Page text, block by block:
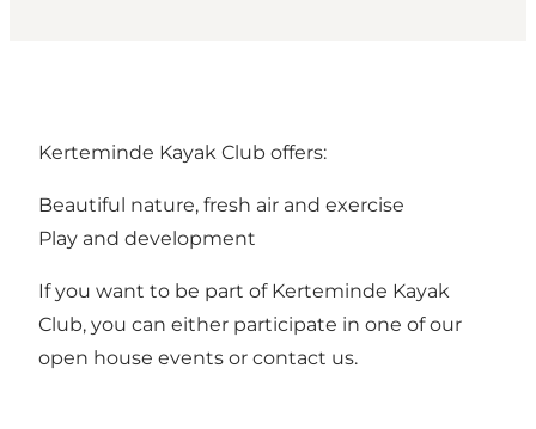
Kerteminde Kayak Club offers:
Beautiful nature, fresh air and exercise
Play and development
If you want to be part of Kerteminde Kayak
Club, you can either participate in one of our
open house events or contact us.